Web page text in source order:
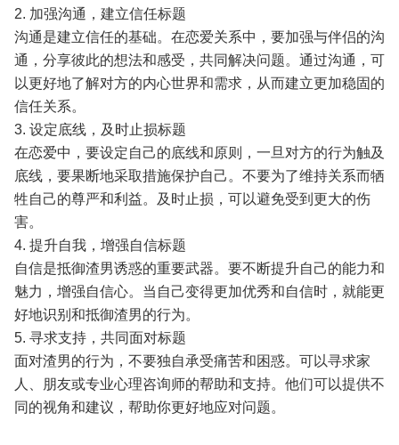
2. 加强沟通，建立信任标题
沟通是建立信任的基础。在恋爱关系中，要加强与伴侣的沟
通，分享彼此的想法和感受，共同解决问题。通过沟通，可
以更好地了解对方的内心世界和需求，从而建立更加稳固的
信任关系。
3. 设定底线，及时止损标题
在恋爱中，要设定自己的底线和原则，一旦对方的行为触及
底线，要果断地采取措施保护自己。不要为了维持关系而牺
牲自己的尊严和利益。及时止损，可以避免受到更大的伤
害。
4. 提升自我，增强自信标题
自信是抵御渣男诱惑的重要武器。要不断提升自己的能力和
魅力，增强自信心。当自己变得更加优秀和自信时，就能更
好地识别和抵御渣男的行为。
5. 寻求支持，共同面对标题
面对渣男的行为，不要独自承受痛苦和困惑。可以寻求家
人、朋友或专业心理咨询师的帮助和支持。他们可以提供不
同的视角和建议，帮助你更好地应对问题。